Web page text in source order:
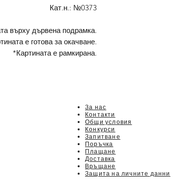
Кат.н.: №0373
върху дървена подрамка.
е готова за окачване.
*Картината е рамкирана.
За нас
Контакти
Общи условия
Конкурси
Запитване
Поръчка
Плащане
Доставка
Връщане
Защита на личните данни